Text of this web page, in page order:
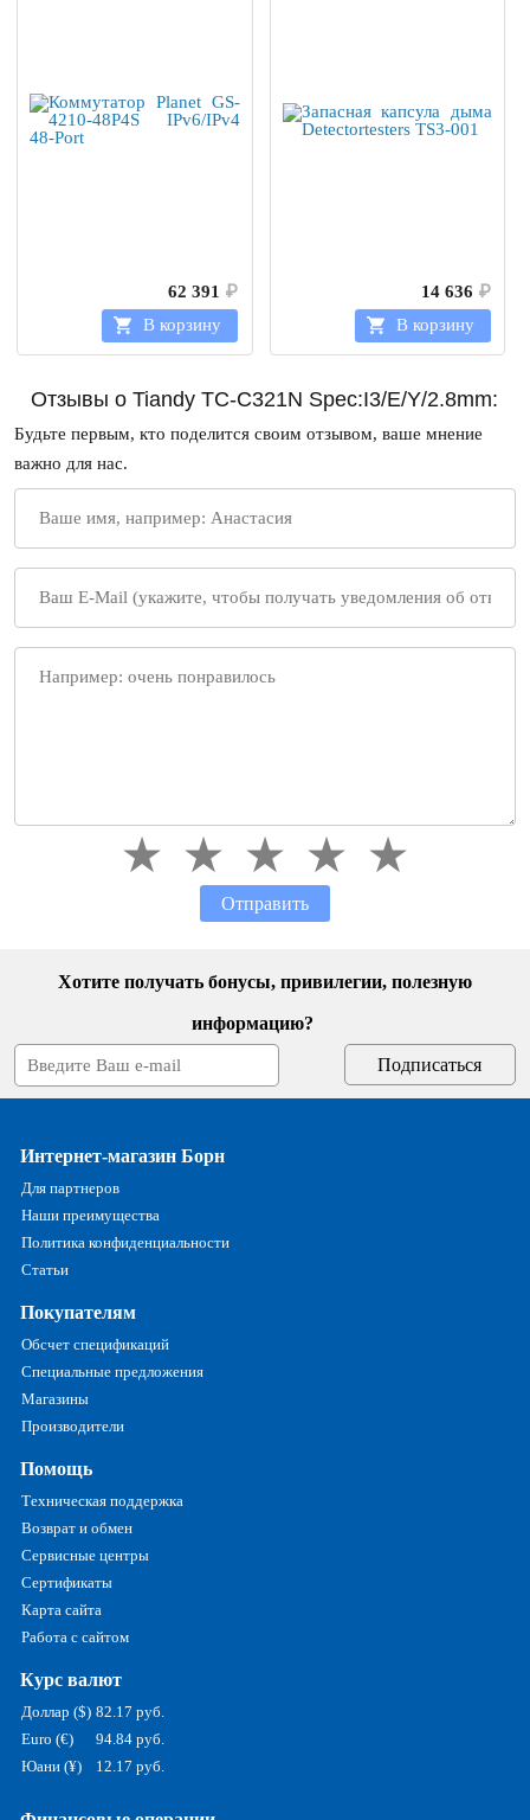
62 391 ₽
В корзину
14 636 ₽
В корзину
Отзывы о Tiandy TC-C321N Spec:I3/E/Y/2.8mm:
Будьте первым, кто поделится своим отзывом, ваше мнение
важно для нас.
Отправить
Хотите получать бонусы, привилегии, полезную
информацию?
Интернет-магазин Борн
Для партнеров
Наши преимущества
Политика конфиденциальности
Статьи
Покупателям
Обсчет спецификаций
Специальные предложения
Магазины
Производители
Помощь
Техническая поддержка
Возврат и обмен
Сервисные центры
Сертификаты
Карта сайта
Работа с сайтом
Курс валют
Доллар ($) 82.17 руб.
Euro (€)
94.84 руб.
Юани (¥)
12.17 руб.